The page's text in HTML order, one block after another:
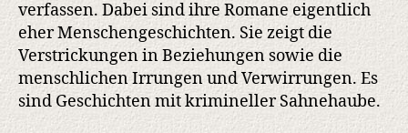
verfassen. Dabei sind ihre Romane eigentlich
eher Menschengeschichten. Sie zeigt die
Verstrickungen in Beziehungen sowie die
menschlichen Irrungen und Verwirrungen. Es
sind Geschichten mit krimineller Sahnehaube.